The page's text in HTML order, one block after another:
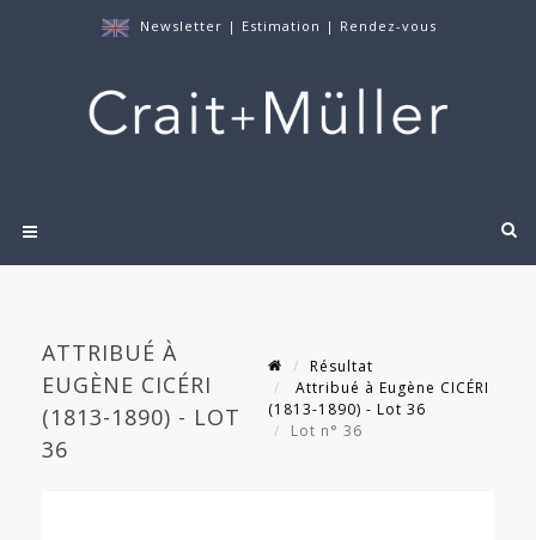
Newsletter | Estimation | Rendez-vous
ATTRIBUÉ À
EUGÈNE CICÉRI
(1813-1890) - LOT
36
Résultat
Attribué à Eugène CICÉRI
(1813-1890) - Lot 36
Lot n° 36